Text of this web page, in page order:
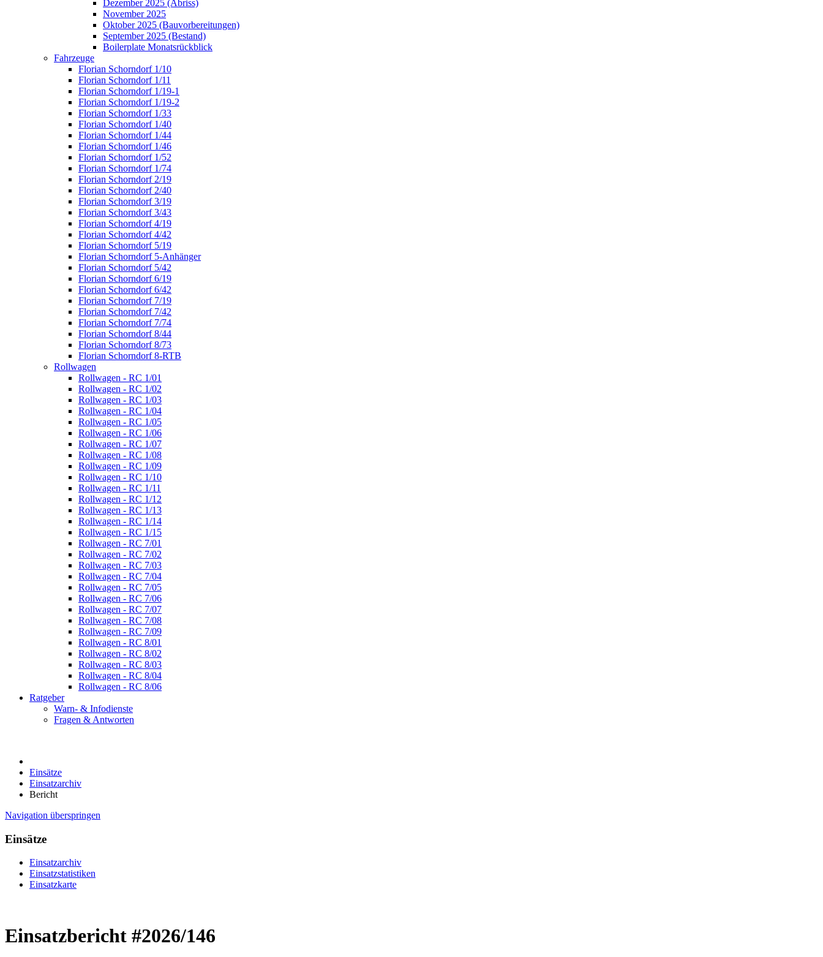
Dezember 2025 (Abriss)
November 2025
Oktober 2025 (Bauvorbereitungen)
September 2025 (Bestand)
Boilerplate Monatsrückblick
Fahrzeuge
Florian Schorndorf 1/10
Florian Schorndorf 1/11
Florian Schorndorf 1/19-1
Florian Schorndorf 1/19-2
Florian Schorndorf 1/33
Florian Schorndorf 1/40
Florian Schorndorf 1/44
Florian Schorndorf 1/46
Florian Schorndorf 1/52
Florian Schorndorf 1/74
Florian Schorndorf 2/19
Florian Schorndorf 2/40
Florian Schorndorf 3/19
Florian Schorndorf 3/43
Florian Schorndorf 4/19
Florian Schorndorf 4/42
Florian Schorndorf 5/19
Florian Schorndorf 5-Anhänger
Florian Schorndorf 5/42
Florian Schorndorf 6/19
Florian Schorndorf 6/42
Florian Schorndorf 7/19
Florian Schorndorf 7/42
Florian Schorndorf 7/74
Florian Schorndorf 8/44
Florian Schorndorf 8/73
Florian Schorndorf 8-RTB
Rollwagen
Rollwagen - RC 1/01
Rollwagen - RC 1/02
Rollwagen - RC 1/03
Rollwagen - RC 1/04
Rollwagen - RC 1/05
Rollwagen - RC 1/06
Rollwagen - RC 1/07
Rollwagen - RC 1/08
Rollwagen - RC 1/09
Rollwagen - RC 1/10
Rollwagen - RC 1/11
Rollwagen - RC 1/12
Rollwagen - RC 1/13
Rollwagen - RC 1/14
Rollwagen - RC 1/15
Rollwagen - RC 7/01
Rollwagen - RC 7/02
Rollwagen - RC 7/03
Rollwagen - RC 7/04
Rollwagen - RC 7/05
Rollwagen - RC 7/06
Rollwagen - RC 7/07
Rollwagen - RC 7/08
Rollwagen - RC 7/09
Rollwagen - RC 8/01
Rollwagen - RC 8/02
Rollwagen - RC 8/03
Rollwagen - RC 8/04
Rollwagen - RC 8/06
Ratgeber
Warn- & Infodienste
Fragen & Antworten
Einsätze
Einsatzarchiv
Bericht
Navigation überspringen
Einsätze
Einsatzarchiv
Einsatzstatistiken
Einsatzkarte
Einsatzbericht #2026/146